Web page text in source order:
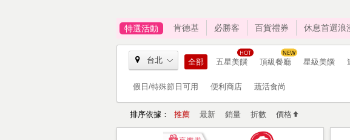
特選活動 肯德基 必勝客 百貨禮券 休息首選浪
台北 全部 五星美饌 頂級餐廳 星級美饌
假日/特殊節日可用 便利商店 蔬活食尚
排序依據： 推薦 最新 銷量 折數 價格